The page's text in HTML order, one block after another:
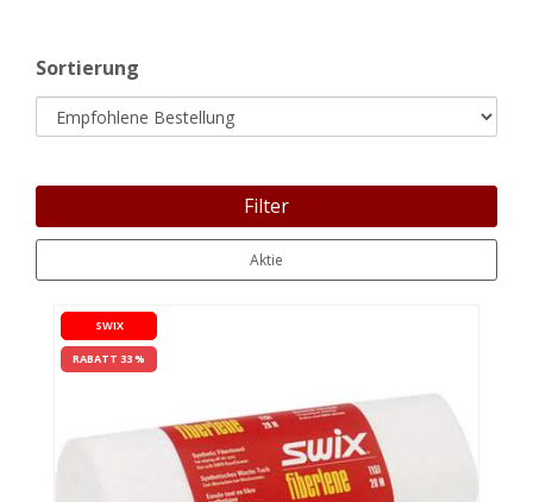
Sortierung
Filter
Aktie
SWIX
RABATT 33 %